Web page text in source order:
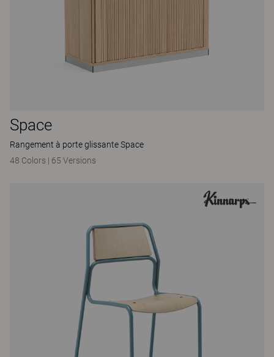
Space
Rangement à porte glissante Space
48 Colors | 65 Versions